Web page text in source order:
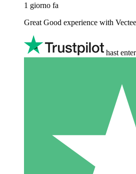
1 giorno fa
Great Good experience with
hast